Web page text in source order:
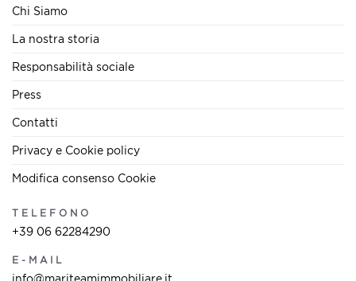
Chi Siamo
La nostra storia
Responsabilità sociale
Press
Contatti
Privacy e Cookie policy
Modifica consenso Cookie
TELEFONO
+39 06 62284290
E-MAIL
info@mariteamimmobiliare.it